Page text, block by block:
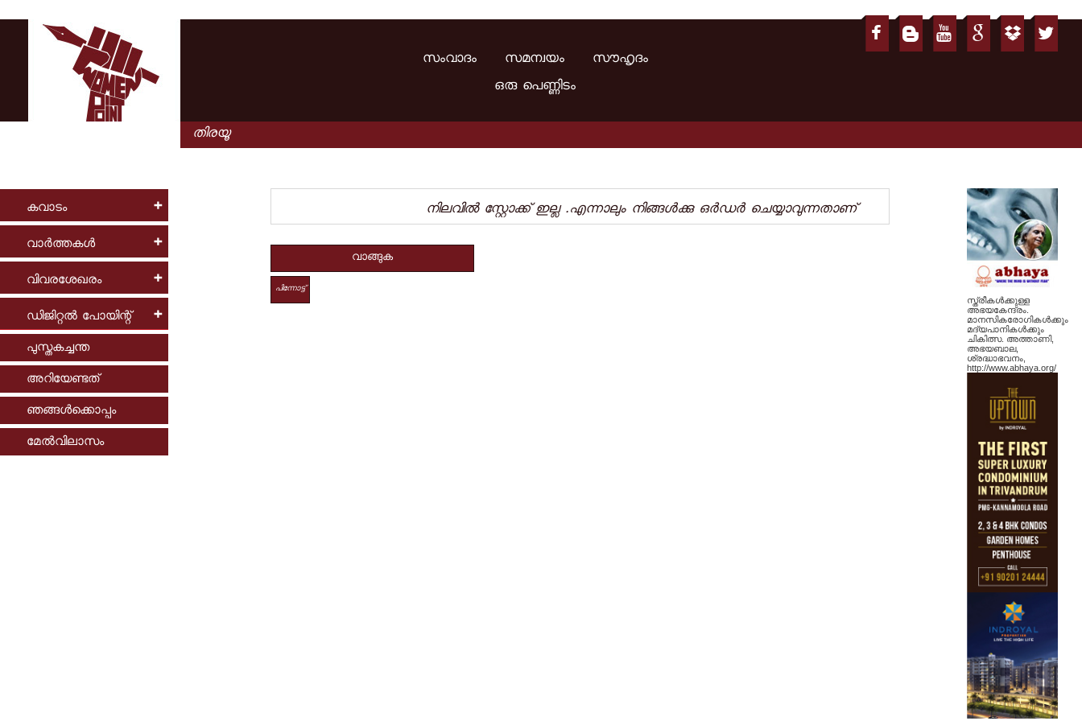
സംവാദം സമന്വയം സൗഹൃദം
ഒരു പെണ്ണിടം
കവാടം
വാര്‍ത്തകള്‍
വിവരശേഖരം
ഡിജിറ്റല്‍ പോയിന്റ്
പുസ്തകച്ചന്ത
അറിയേണ്ടത്
ഞങ്ങള്‍ക്കൊപ്പം
മേല്‍വിലാസം
നിലവില്‍ സ്റ്റോക്ക് ഇല്ല .എന്നാലും നിങ്ങള്‍ക്കു ഒര്‍ഡര്‍ ചെയ്യാവുന്നതാ‍ണ്
വാങ്ങുക
പിന്നോട്ട്
സ്ത്രീകള്‍ക്കുള്ള
അഭയകേന്ദ്രം.
മാനസികരോഗികള്‍ക്കും
മദ്യപാനികള്‍ക്കും
ചികിത്സ. അത്താണി,
അഭയബാല,
ശ്രദ്ധാഭവനം,
http://www.abhaya.org/